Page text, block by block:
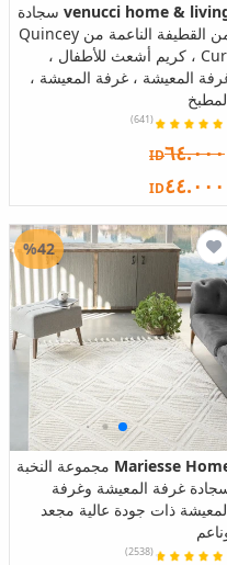
venucci home & سجادة
من القطيفة الناعمة من Quincey
Curl ، كريم أشعث للأطفال ،
المعيشة ، غرفة المعيشة ،
(641)
ID٦٤.٠٠٠
ID٤٤.٠٠٠
Mariesse مجموعة النخبة
غرفة المعيشة وغرفة
ذات جودة عالية مجعد
(2538)
%42